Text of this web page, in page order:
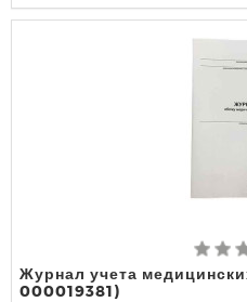
Журнал учета
000019381)